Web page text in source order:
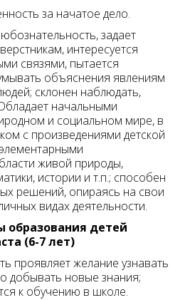
за начатое дело.
задает
интересуется
связями, пытается
объяснения явлениям
склонен наблюдать,
начальными
и социальном мире, в
с произведениями детской
живой природы,
истории и т.п.; способен
решений, опираясь на свои
видах деятельности.
образования детей
(6-7 лет)
проявляет желание узнавать
добывать новые знания;
к обучению в школе.